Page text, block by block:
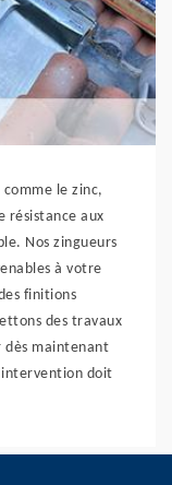
le zinc,
résistance aux
Nos zingueurs
à votre
finitions
des travaux
dès maintenant
doit